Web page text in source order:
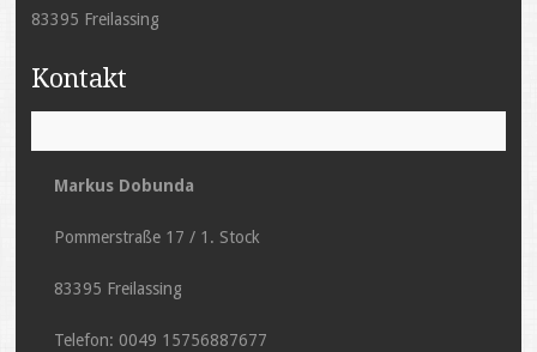
83395 Freilassing
Kontakt
Markus Dobunda
Pommerstraße 17 / 1. Stock
83395 Freilassing
Telefon: 0049 15756887677